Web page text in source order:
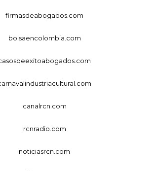
firmasdeabogados.com
bolsaencolombia.com
canalrcn.com
rcnradio.com
noticiasrcn.com